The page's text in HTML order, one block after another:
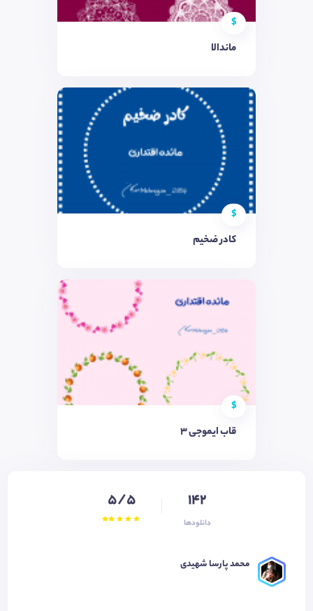
$
ماندالا
$
کادر ضخیم
$
قاب ایموجی ۳
142
دانلودها
5/5
محمد پارسا شهیدی